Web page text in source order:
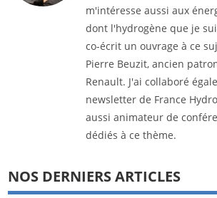
m'intéresse aussi aux
dont l'hydrogène que je
co-écrit un ouvrage à ce
Pierre Beuzit, ancien
Renault. J'ai collaboré
newsletter de France
aussi animateur de
dédiés à ce thème.
NOS DERNIERS ARTICLES